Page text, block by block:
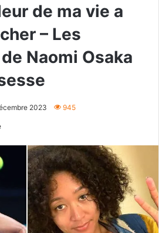
de ma vie a
– Les
Naomi Osaka
2023 945